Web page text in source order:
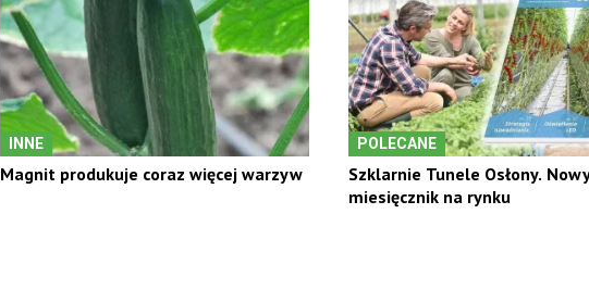
INNE
Magnit produkuje coraz więcej warzyw
POLECANE
Szklarnie Tunele Osłony.
miesięcznik na rynku